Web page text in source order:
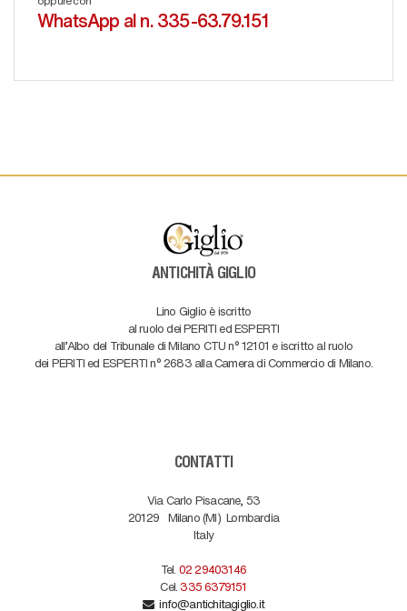
WhatsApp al n. 335-63.79.151
ANTICHITÀ GIGLIO
Lino Giglio è iscritto
al ruolo dei PERITI ed ESPERTI
all'Albo del Tribunale di Milano CTU n° 12101 e iscritto al ruolo
dei PERITI ed ESPERTI n° 2683 alla Camera di Commercio di Milano.
CONTATTI
Via Carlo Pisacane, 53
20129 Milano (MI) Lombardia
Italy
Tel. 02 29403146
Cel. 335 6379151
info@antichitagiglio.it